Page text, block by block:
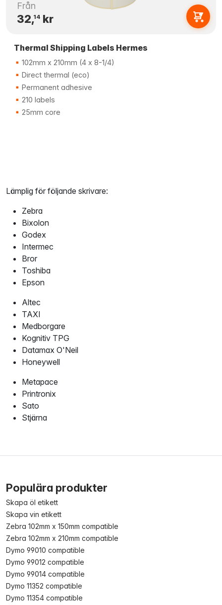
Från
32,14kr
Thermal Shipping Labels Hermes
102mm x 210mm (4 x 8-1/4)
Direct thermal (eco)
Permanent adhesive
210 labels
25mm core
Lämplig för följande skrivare:
Zebra
Bixolon
Godex
Intermec
Bror
Toshiba
Epson
Altec
TAXI
Medborgare
Kognitiv TPG
Datamax O'Neil
Honeywell
Metapace
Printronix
Sato
Stjärna
Populära produkter
Skapa öl etikett
Skapa vin etikett
Zebra 102mm x 150mm compatible
Zebra 102mm x 210mm compatible
Dymo 99010 compatible
Dymo 99012 compatible
Dymo 99014 compatible
Dymo 11352 compatible
Dymo 11354 compatible